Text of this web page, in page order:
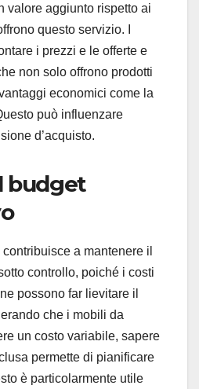
valore aggiunto rispetto ai
questo servizio. I
i prezzi e le offerte e
non solo offrono prodotti
economici come la
può influenzare
d’acquisto.
budget
a mantenere il
controllo, poiché i costi
possono far lievitare il
che i mobili da
un costo variabile, sapere
permette di pianificare
è particolarmente utile